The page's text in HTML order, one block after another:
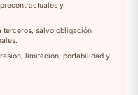
y
terceros, salvo obligación
limitación, portabilidad y